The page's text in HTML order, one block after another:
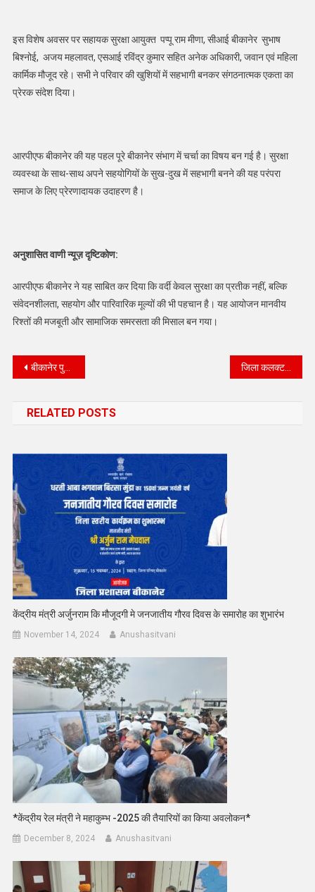
इस विशेष अवसर पर सहायक सुरक्षा आयुक्त पप्पू राम मीणा, सीआई बीकानेर सुभाष
बिश्नोई, अजय महलावत, एसआई रविंद्र कुमार सहित अनेक अधिकारी, जवान एवं महिला
कार्मिक मौजूद रहे। सभी ने परिवार की खुशियों में सहभागी बनकर संगठनात्मक एकता का
प्रेरक संदेश दिया।
आरपीएफ बीकानेर की यह पहल पूरे बीकानेर संभाग में चर्चा का विषय बन गई है। सुरक्षा
व्यवस्था के साथ-साथ अपने सहयोगियों के सुख-दुख में सहभागी बनने की यह परंपरा
समाज के लिए प्रेरणादायक उदाहरण है।
अनुशासित वाणी न्यूज़ दृष्टिकोण:
आरपीएफ बीकानेर ने यह साबित कर दिया कि वर्दी केवल सुरक्षा का प्रतीक नहीं, बल्कि
संवेदनशीलता, सहयोग और पारिवारिक मूल्यों की भी पहचान है। यह आयोजन मानवीय
रिश्तों की मजबूती और सामाजिक समरसता की मिसाल बन गया।
बीकानेर पुलिस की बड़ी कार्रवाई: एक साल से फरार 3 स्थायी वारंटी गिरफ्तार जिला कलक्टर ने ली राजस्व अधिकारियों की बैठक
RELATED POSTS
केंद्रीय मंत्री अर्जुनराम कि मौजूदगी मे जनजातीय गौरव दिवस के समारोह का शुभारंभ
November 14, 2024 Anushasitvani
*केंद्रीय रेल मंत्री ने महाकुम्भ -2025 की तैयारियों का किया अवलोकन*
December 8, 2024 Anushasitvani